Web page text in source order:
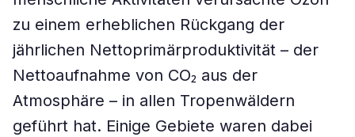
zu einem erheblichen Rückgang der
jährlichen Nettoprimärproduktivität – der
Nettoaufnahme von CO₂ aus der
Atmosphäre – in allen Tropenwäldern
geführt hat. Einige Gebiete waren dabei